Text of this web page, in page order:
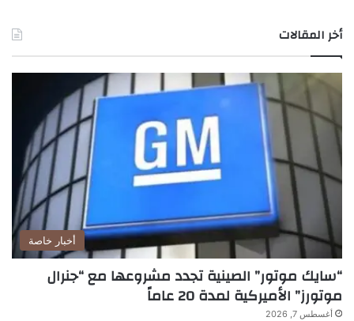
أخر المقالات
أخبار خاصة
“سايك موتور” الصينية تجدد مشروعها مع “جنرال
موتورز” الأميركية لمدة 20 عاماً
أغسطس 7, 2026